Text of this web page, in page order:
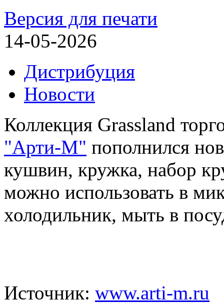
Версия для печати
14-05-2026
Дистрибуция
Новости
Коллекция Grassland
"Арти-М" пополнился
кушвин, кружка, набор
можно использовать в
холодильник, мыть в
Источник: www.arti-m.ru